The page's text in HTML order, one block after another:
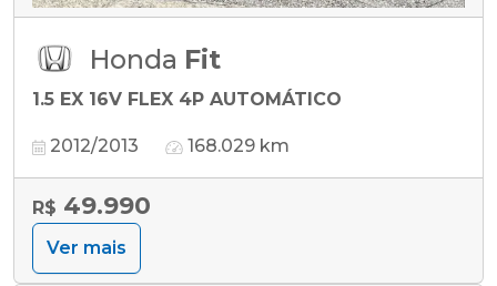
Honda Fit
1.5 EX 16V FLEX 4P AUTOMÁTICO
2012/2013 168.029 km
R$ 49.990
Ver mais